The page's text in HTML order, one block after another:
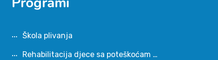
Škola plivanja
Rehabilitacija djece sa poteškoćam …